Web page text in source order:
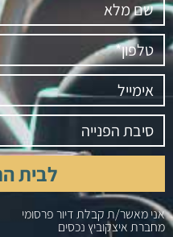
לבית
אני מאשר/ת קבלת דיור פרסומי
מחברת איצקוביץ נכסים